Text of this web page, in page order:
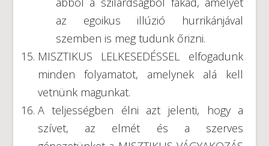
az egoikus illúzió hurrikánjával
szemben is meg tudunk őrizni.
MISZTIKUS LELKESEDÉSSEL elfogadunk
minden folyamatot, amelynek alá kell
vetnünk magunkat.
A teljességben élni azt jelenti, hogy a
szívet, az elmét és a szerves